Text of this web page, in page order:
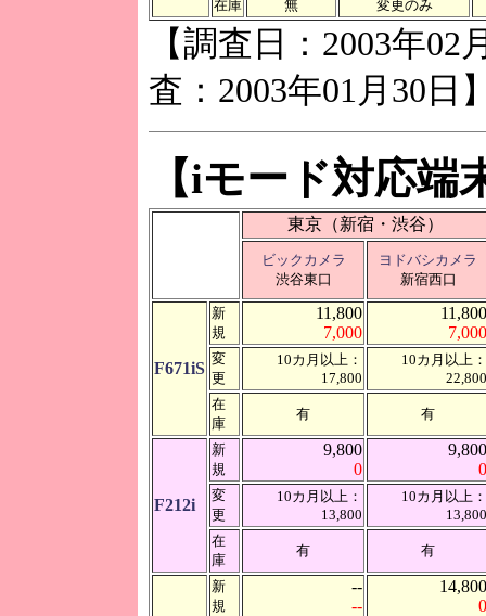
在庫 無 変更のみ
【調査日：2003年02
査：2003年01月30日
【iモード対応端
東京（新宿・渋谷）
ビックカメラ
渋谷東口
ヨドバシカメラ
新宿西口
F671iS
新
規
11,800
7,000
11,800
7,000
変
更
10カ月以上：
17,800
10カ月以上：
22,800
在
庫
有 有
F212i
新
規
9,800
0
9,800
0
変
更
10カ月以上：
13,800
10カ月以上：
13,800
在
庫
有 有
新
規
--
--
14,800
0